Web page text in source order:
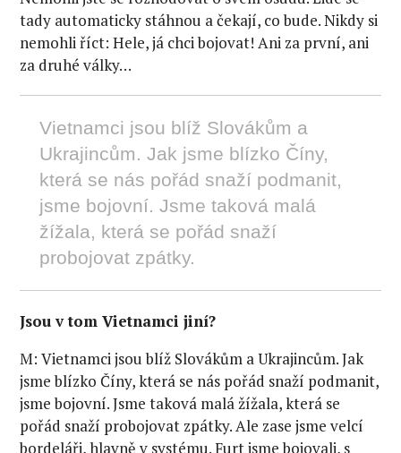
tady automaticky stáhnou a čekají, co bude. Nikdy si
nemohli říct: Hele, já chci bojovat! Ani za první, ani
za druhé války…
Vietnamci jsou blíž Slovákům a
Ukrajincům. Jak jsme blízko Číny,
která se nás pořád snaží podmanit,
jsme bojovní. Jsme taková malá
žížala, která se pořád snaží
probojovat zpátky.
Jsou v tom Vietnamci jiní?
M: Vietnamci jsou blíž Slovákům a Ukrajincům. Jak
jsme blízko Číny, která se nás pořád snaží podmanit,
jsme bojovní. Jsme taková malá žížala, která se
pořád snaží probojovat zpátky. Ale zase jsme velcí
bordeláři, hlavně v systému. Furt jsme bojovali, s